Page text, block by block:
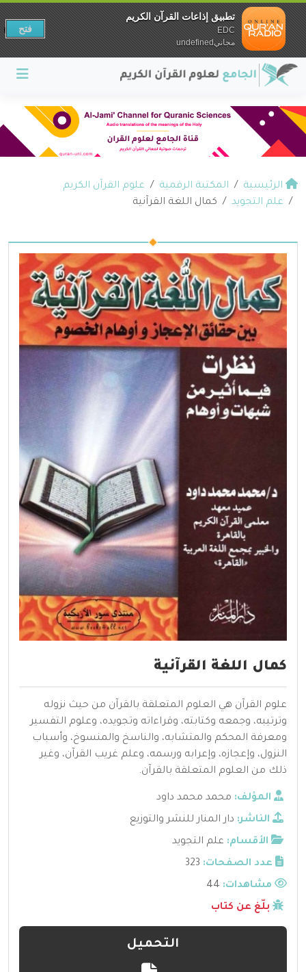
الرئيسية المكتبة الرقمية
علوم القرآن الكريم
علم التجويد
كمال اللغة القرآنية
كمال اللغة القرآنية
علوم القرآن هي العلوم المتعلقة بالقرآن من حيث نزوله
وترتيبه، وجمعه وكتابته، وقراءاته وتجويده، وعلوم التفسير
ومعرفة المحكم والمتشابه، والناسخ والمنسوخ، وأسباب
النزول، وإعجازه، وإعرابه ورسمه، وعلم غريب القرآن، وغير
ذلك من العلوم المتعلقة بالقرآن.
المؤلف: محمد محمد داود
الناشر: دار المنار للنشر والتوزيع
الأقسام: علم التجويد
عدد الصفحات: 323
مشاهدات:
بلّغ عن كتاب
التحميل
تطبيق إذاعات القرآن الكريم
EDC
مجانيundefined
فتح